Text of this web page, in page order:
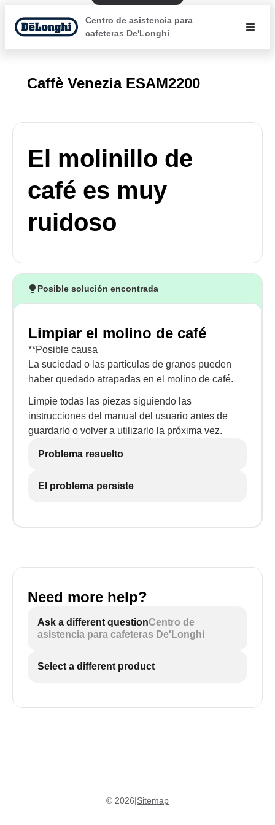
Centro de asistencia para
cafeteras De'Longhi
Caffè Venezia ESAM2200
El molinillo de
café es muy
ruidoso
Posible solución encontrada
Limpiar el molino de café
**Posible causa
La suciedad o las partículas de granos pueden
haber quedado atrapadas en el molino de café.
Limpie todas las piezas siguiendo las
instrucciones del manual del usuario antes de
guardarlo o volver a utilizarlo la próxima vez.
Problema resuelto
El problema persiste
Need more help?
Ask a different questionCentro de
asistencia para cafeteras De'Longhi
Select a different product
© 2026|Sitemap